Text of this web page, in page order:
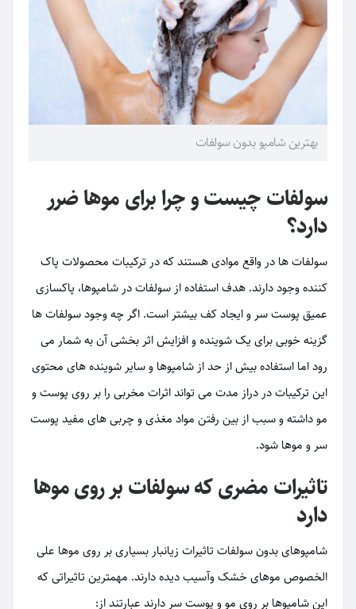
بهترین شامپو بدون سولفات
سولفات چیست و چرا برای موها ضرر
دارد؟
سولفات ها در واقع موادی هستند که در ترکیبات محصولات پاک
کننده وجود دارند. هدف استفاده از سولفات در شامپوها، پاکسازی
عمیق پوست سر و ایجاد کف بیشتر است. اگر چه وجود سولفات ها
گزینه خوبی برای یک شوینده و افزایش اثر بخشی آن به شمار می
رود اما استفاده بیش از حد از شامپوها و سایر شوینده های محتوی
این ترکیبات در دراز مدت می تواند اثرات مخربی را بر روی پوست و
مو داشته و سبب از بین رفتن مواد مغذی و چربی های مفید پوست
سر و موها شود.
تاثیرات مضری که سولفات بر روی موها
دارد
شامپوهای بدون سولفات تاثیرات زیانبار بسیاری بر روی موها علی
الخصوص موهای خشک وآسیب دیده دارند. مهمترین تاثیراتی که
این شامپوها بر روی مو و پوست سر دارند عبارتند از: